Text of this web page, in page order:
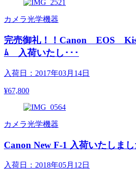
カメラ光学機器
完売御礼！！Canon EOS
ﾑ 入荷いたし･･･
入荷日：2017年03月14日
¥67,800
カメラ光学機器
Canon New F-1 入荷いたしまし
入荷日：2018年05月12日